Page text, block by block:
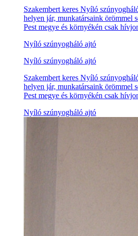
Szakembert keres Nyíló
helyen jár, munkatársaink örömmel
Pest megye és környékén csak
Nyíló szúnyogháló ajtó
Nyíló szúnyogháló ajtó
Szakembert keres Nyíló
helyen jár, munkatársaink örömmel
Pest megye és környékén csak
Nyíló szúnyogháló ajtó